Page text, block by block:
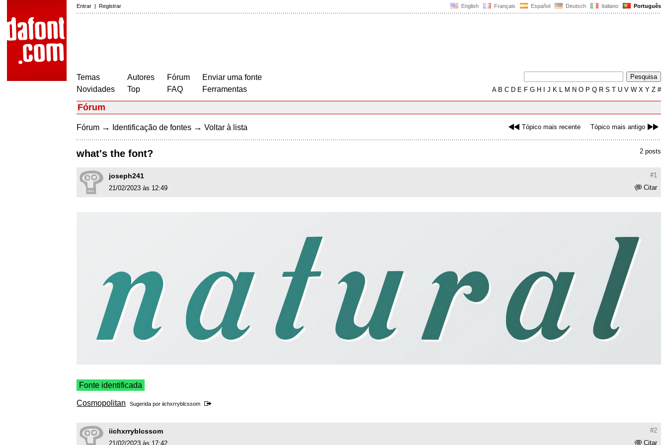
English Français Español Deutsch Italiano Português
Entrar | Registrar
Temas
Novidades
Autores
Top
Fórum
FAQ
Enviar uma fonte
Ferramentas
AB C D E F G H J K L M N O P Q R S T U V W X Y Z #
Fórum
Tópico mais recente Tópico mais antigo
Fórum → Identificação de fontes → Voltar à lista
2 posts
what's the font?
#1
joseph241
Citar
21/02/2023 às 12:49
Fonte identificada
Cosmopolitan Sugerida por iichxrryblcssom
#2
iichxrryblcssom
Citar
21/02/2023 às 17:42